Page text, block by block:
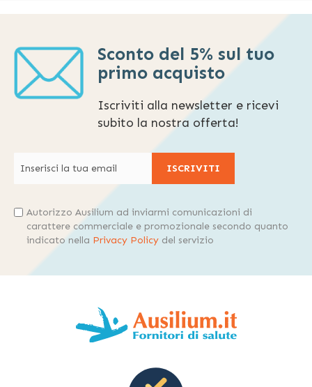
Sconto del 5% sul tuo
primo acquisto
Iscriviti alla newsletter e ricevi
subito la nostra offerta!
ISCRIVITI
Autorizzo Ausilium ad inviarmi comunicazioni di
carattere commerciale e promozionale secondo quanto
indicato nella Privacy Policy del servizio